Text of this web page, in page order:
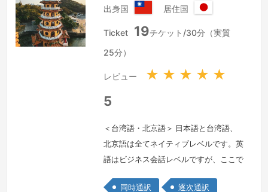
出身国
湾
居住国
本
Ticket 19チケット/30分（実質
25分）
レビュー ★ ★ ★ ★ ★
5
＜台湾語・北京語＞ 日本語と台湾語、
北京語は全てネイティブレベルです。英
語はビジネス会話レベルですが、ここで
します。日本人の夫と幼い息子と一緒に
同時通訳 逐次通訳